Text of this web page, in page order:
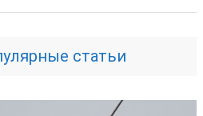
статьи